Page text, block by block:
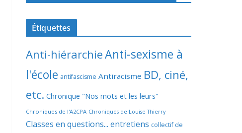
Étiquettes
Anti-hiérarchieAnti-sexisme à
l'école antifascisme Antiracisme BD, ciné,
etc. Chronique "Nos mots et les leurs"
Chroniques de l'A2CPA Chroniques de Louise Thierry
Classes en questions... entretiens collectif de